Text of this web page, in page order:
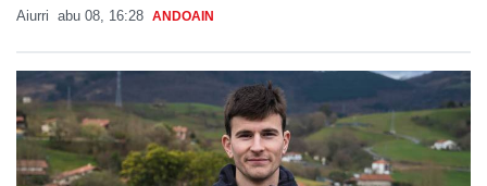
Aiurri abu 08, 16:28 ANDOAIN